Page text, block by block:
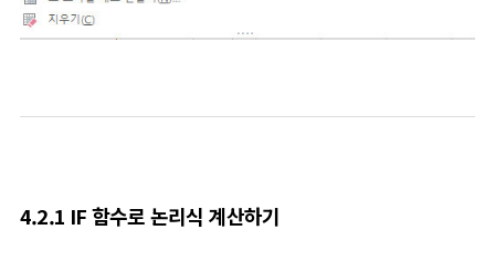
4.2.1 IF 함수로 논리식 계산하기